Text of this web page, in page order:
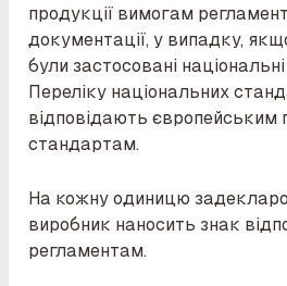
продукції вимогам
документації, у випадку,
були застосовані
Переліку національних
відповідають європейським
стандартам.
На кожну одиницю
виробник наносить знак
регламентам.